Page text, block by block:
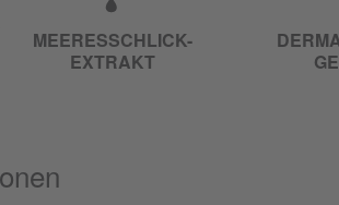
MEERESSCHLICK-
EXTRAKT